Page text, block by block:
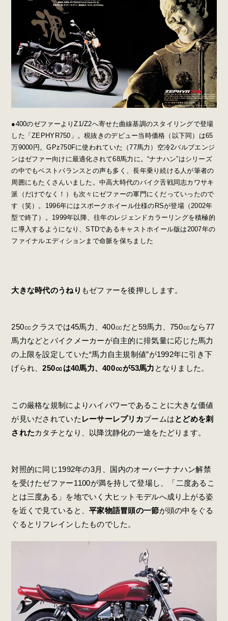
●400のゼファーよりZ1/Z2へ寄せた曲線基調のスタイリングで登場
した「ZEPHYR750」。税抜きのデビュー当時価格（以下同）は65
万9000円。GPz750Fに使われていた（77馬力）空冷2バルブエンジ
ンはゼファー向けに最適化されて68馬力に。“ナナハン”はシリーズ
の中でもベストバランスとの声も多く、長年乗り続ける人が筆者の
周囲にもたくさんいました。中高大時代のバイク舌戦同志カワサキ
派（だけでなく！）も次々にゼファーの軍門にくだっていったので
す（笑）。1996年にはスポークホイール仕様のRSが登場（2002年
型で終了）。1999年以降、往年のレジェンドカラーリングを積極的
に導入するようになり、STDであるキャストホイール版は2007年の
ファイナルエディションまで命脈を保ちました
大きな時代のうねり もゼファーを後押しします。
250㏄クラスでは45馬力、400㏄だと59馬力、750㏄なら77
馬力などとバイクメーカーが自主的に排気量に応じた馬力
の上限を設定していた“馬力自主規制値”が1992年に引き下
げられ、250㏄は40馬力、400㏄が53馬力 となりました。
この厳格な規制によりハイパワーであることに大きな価値
が見いだされていた レーサーレプリカブームはとどめを刺
されたカタチとなり、以降沈静化の一途をたどります。
対照的に同じ1992年の3月、国内のオーバーナナハン解禁
を受けたゼファー1100が満を持して登場し、「二度あるこ
とは三度ある」を地でいく大ヒットモデルへ成り上がる姿
を近くで見ていると、平家物語冒頭の一節が頭の中をぐる
ぐるとリフレインしたものでした。